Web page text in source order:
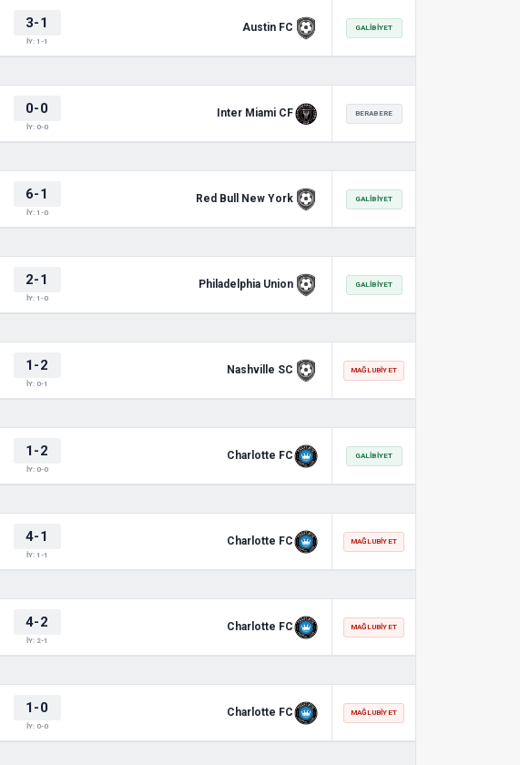
3-1
İY: 1-1
Austin FC GALIBIYET
0-0
İY: 0-0
Inter Miami CF BERABERE
6-1
İY: 1-0
Red Bull New York GALIBIYET
2-1
İY: 1-0
Philadelphia Union GALIBIYET
1-2
İY: 0-1
Nashville SC MAĞLUBIYET
1-2
İY: 0-0
Charlotte FC GALIBIYET
4-1
İY: 1-1
Charlotte FC MAĞLUBIYET
4-2
İY: 2-1
Charlotte FC MAĞLUBIYET
1-0
İY: 0-0
Charlotte FC MAĞLUBIYET